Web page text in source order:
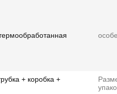
+ коробка +